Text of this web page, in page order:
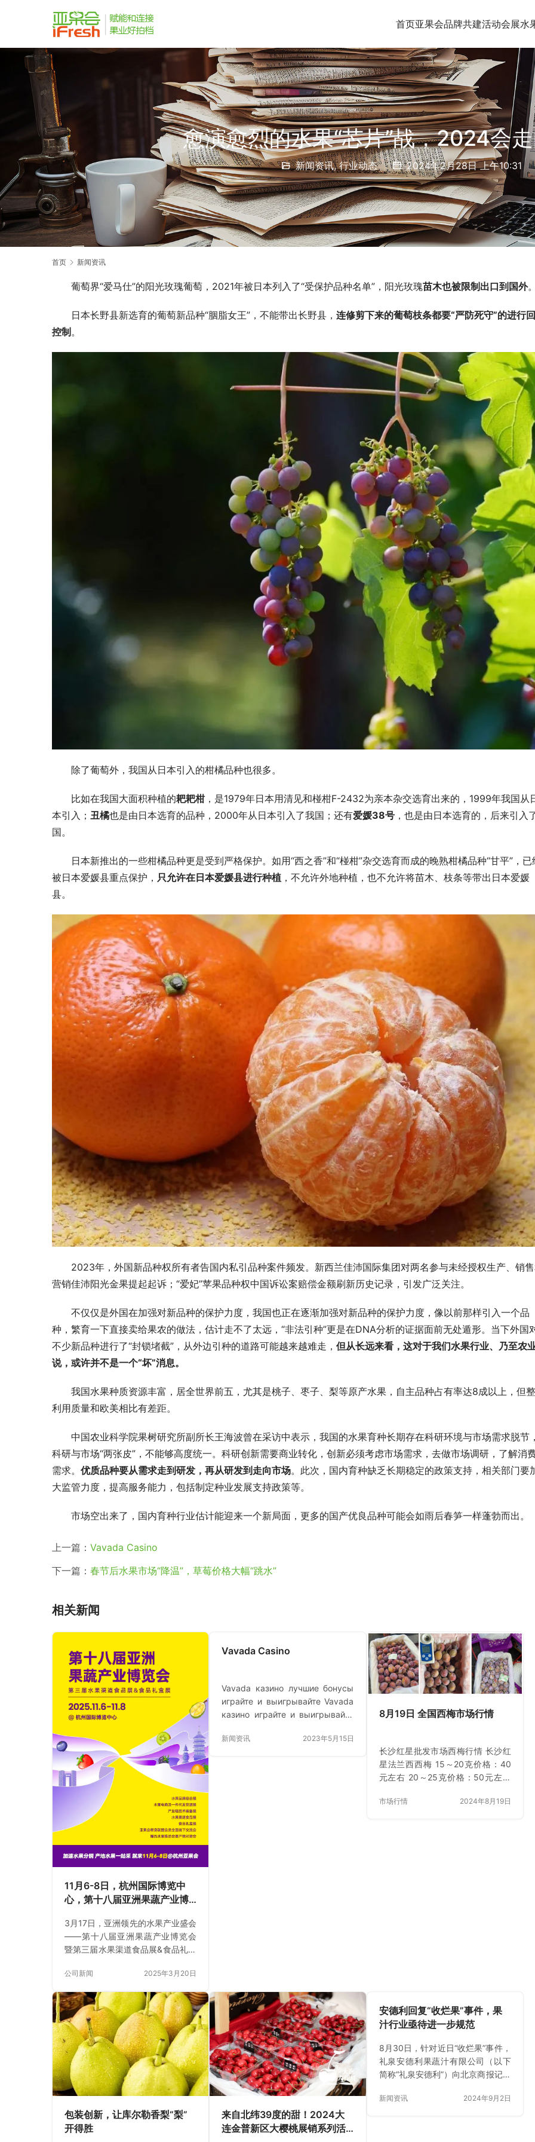
首页亚果会品牌共建活动会展水
愈演愈烈的水果“芯片”战，2024会
新闻资讯,行业动态 2024年2月28日 上午10:31
首页 新闻资讯
葡萄界“爱马仕”的阳光玫瑰葡萄，2021年被日本列入了“受保护品种名单”，阳光玫瑰苗木也被限制出口到国外
日本长野县新选育的葡萄新品种“胭脂女王”，不能带出长野县， 连修剪下来的葡萄枝条都要“严防死守”的进行
控制 。
除了葡萄外，我国从日本引入的柑橘品种也很多。
比如在我国大面积种植的耙耙柑，是1979年日本用清见和椪柑F-2432为亲本杂交选育出来的，1999年我国从
本引入； 丑橘也是由日本选育的品种，2000年从日本引入了我国；还有爱媛38号 ，也是由日本选育的，后来引入
国。
日本新推出的一些柑橘品种更是受到严格保护。如用“西之香”和“椪柑”杂交选育而成的晚熟柑橘品种“甘平”，已
被日本爱媛县重点保护， 只允许在日本爱媛县进行种植 ，不允许外地种植，也不允许将苗木、枝条等带出日本爱媛
县。
2023年，外国新品种权所有者告国内私引品种案件频发。新西兰佳沛国际集团对两名参与未经授权生产、销
营销佳沛阳光金果提起起诉；“爱妃”苹果品种权中国诉讼案赔偿金额刷新历史记录，引发广泛关注。
不仅仅是外国在加强对新品种的保护力度，我国也正在逐渐加强对新品种的保护力度，像以前那样引入一个品
种，繁育一下直接卖给果农的做法，估计走不了太远，“非法引种”更是在DNA分析的证据面前无处遁形。当下外国
不少新品种进行了“封锁堵截”，从外边引种的道路可能越来越难走， 但从长远来看，这对于我们水果行业、乃至农
说，或许并不是一个“坏”消息。
我国水果种质资源丰富，居全世界前五，尤其是桃子、枣子、梨等原产水果，自主品种占有率达8成以上，但
利用质量和欧美相比有差距。
中国农业科学院果树研究所副所长王海波曾在采访中表示，我国的水果育种长期存在科研环境与市场需求脱节
科研与市场“两张皮”，不能够高度统一。科研创新需要商业转化，创新必须考虑市场需求，去做市场调研，了解消
需求。 优质品种要从需求走到研发，再从研发到走向市场。此次，国内育种缺乏长期稳定的政策支持，相关部门要
大监管力度，提高服务能力，包括制定种业发展支持政策等。
市场空出来了，国内育种行业估计能迎来一个新局面，更多的国产优良品种可能会如雨后春笋一样蓬勃而出。
上一篇： Vavada Casino
下一篇： 春节后水果市场“降温”，草莓价格大幅“跳水”
相关新闻
11月6-8日，杭州国际博览中
心，第十八届亚洲果蔬产业博
食品礼盒展高能来袭！
3月17日，亚洲领先的水果产业盛会
——第十八届亚洲果蔬产业博览会
暨第三届水果渠道食品展&食品礼盒
本届博览会将于11月6日至8日在杭
模全面升级，4万平方米展览面积，
将成为亚洲规模最大的B2B2C水果
展之一。 本届展会以“水果X食品，
跨界融合新趋势”为主题，聚焦水果
与食品的跨界融合，引入全新展
区，全面突破传统模式，为行业人
士打造集产品展示、贸易对接、趋
势研讨、品牌孵化于一体一站式服
深度联动 为了更…
公司新闻 2025年3月20日
Vavada Casino
Vavada казино лучшие бонусы
играйте и выигрывайте Vavada
казино играйте и выигрывайте
выигрывайте с потрясающими
新闻资讯 2023年5月15日
8月19日 全国西梅市场行情
长沙红星批发市场西梅行情 长沙红
星法兰西西梅 15～20克价格：40
元左右 20～25克价格：50元左右
到货基本是部分4.2的车，走货量还
市场行情 2024年8月19日
包装创新，让库尔勒香梨“梨”
开得胜
来自北纬39度的甜！2024大
连金普新区大樱桃展销系列活
安德利回复“收烂果”事件，果
汁行业亟待进一步规范
8月30日，针对近日“收烂果”事件，
礼泉安德利果蔬汁有限公司（以下
简称“礼泉安德利”）向北京商报记者
播有关果汁原料果问题的相关信
新闻资讯 2024年9月2日
11月6-8日，杭州国际博览中心，第十八届
破局而生！亚果会诚信档口联盟：让好水果
进口榴莲市场“变局”，印尼能否打
越南的垄断？